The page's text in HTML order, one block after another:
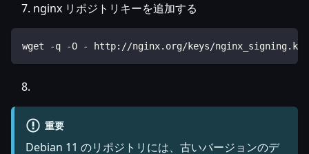
nginx リポジトリキーを追加する
wget -q -O - http://nginx.org/keys/
重要
Debian 11 のリポジトリには、古いバージョンのデ